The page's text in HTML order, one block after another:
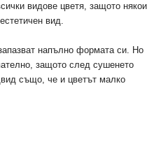
видове цветя, защото някои
вид.
напълно формата си. Но
защото след сушенето
също, че и цветът малко